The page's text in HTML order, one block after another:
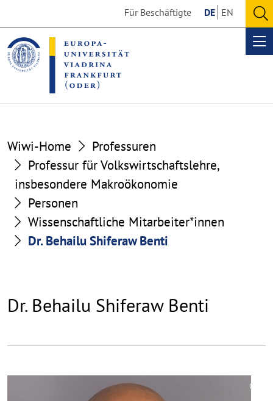
the
content
section
the
footer
section
Für Beschäftigte DE EN
Wiwi-Home
Professuren
Professur für Volkswirtschaftslehre,
insbesondere Makroökonomie
Personen
Wissenschaftliche Mitarbeiter*innen
Dr. Behailu Shiferaw Benti
Dr. Behailu Shiferaw Benti
©